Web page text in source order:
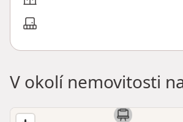
V okolí nemovitosti